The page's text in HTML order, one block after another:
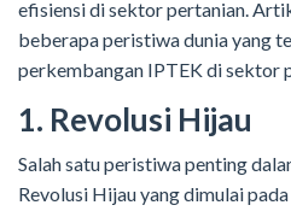
efisiensi di sektor pertanian.
beberapa peristiwa dunia yang
perkembangan IPTEK di sektor
1. Revolusi Hijau
Salah satu peristiwa penting
Revolusi Hijau yang dimulai